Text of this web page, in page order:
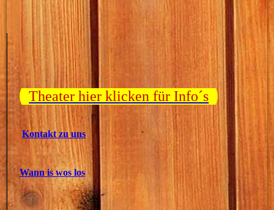
Theater hier klicken für Info´s
Kontakt zu uns
Wann is wos los